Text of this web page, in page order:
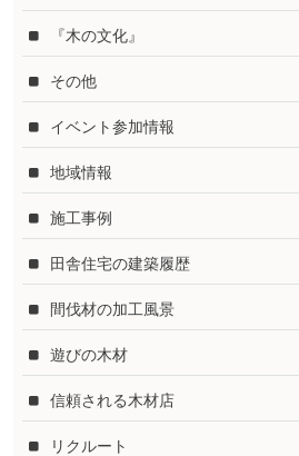
『木の文化』
その他
イベント参加情報
地域情報
施工事例
田舎住宅の建築履歴
間伐材の加工風景
遊びの木材
信頼される木材店
リクルート